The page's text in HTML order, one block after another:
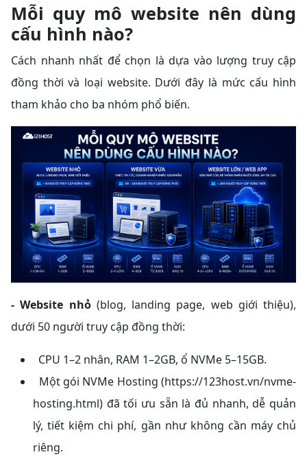
Mỗi quy mô website nên dùng
cấu hình nào?
Cách nhanh nhất để chọn là dựa vào lượng truy cập
đồng thời và loại website. Dưới đây là mức cấu hình
tham khảo cho ba nhóm phổ biến.
- Website nhỏ(blog, landing page, web giới thiệu),
dưới 50 người truy cập đồng thời:
CPU 1–2 nhân, RAM 1–2GB, ổ NVMe 5–15GB.
Một gói NVMe Hosting (https://123host.vn/nvme-
hosting.html) đã tối ưu sẵn là đủ nhanh, dễ quản
lý, tiết kiệm chi phí, gần như không cần máy chủ
riêng.